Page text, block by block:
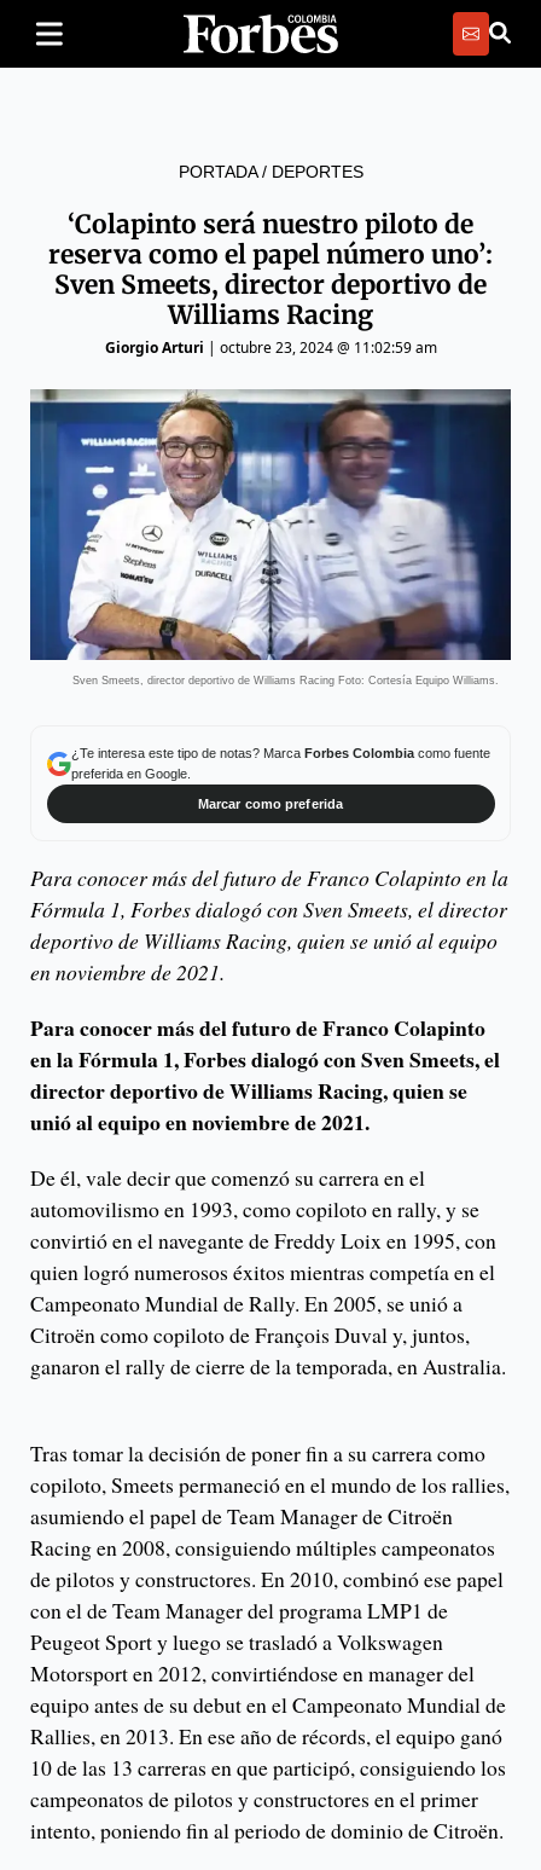
PORTADA/ DEPORTES
‘Colapinto será nuestro piloto de
reserva como el papel número uno’:
Sven Smeets, director deportivo de
Williams Racing
Giorgio Arturi | octubre 23, 2024 @ 11:02:59 am
Sven Smeets, director deportivo de Williams Racing Foto: Cortesía Equipo Williams.
¿Te interesa este tipo de notas? Marca Forbes Colombiacomo fuente
preferida en Google.
Marcar como preferida
Para conocer más del futuro de Franco Colapinto en la
Fórmula 1, Forbes dialogó con Sven Smeets, el director
deportivo de Williams Racing, quien se unió al equipo
en noviembre de 2021.
Para conocer más del futuro de Franco Colapinto
en la Fórmula 1, Forbes dialogó con Sven Smeets, el
director deportivo de Williams Racing, quien se
unió al equipo en noviembre de 2021.
De él, vale decir que comenzó su carrera en el
automovilismo en 1993, como copiloto en rally, y se
convirtió en el navegante de Freddy Loix en 1995, con
quien logró numerosos éxitos mientras competía en el
Campeonato Mundial de Rally. En 2005, se unió a
Citroën como copiloto de François Duval y, juntos,
ganaron el rally de cierre de la temporada, en Australia.
Tras tomar la decisión de poner fin a su carrera como
copiloto, Smeets permaneció en el mundo de los rallies,
asumiendo el papel de Team Manager de Citroën
Racing en 2008, consiguiendo múltiples campeonatos
de pilotos y constructores. En 2010, combinó ese papel
con el de Team Manager del programa LMP1 de
Peugeot Sport y luego se trasladó a Volkswagen
Motorsport en 2012, convirtiéndose en manager del
equipo antes de su debut en el Campeonato Mundial de
Rallies, en 2013. En ese año de récords, el equipo ganó
10 de las 13 carreras en que participó, consiguiendo los
campeonatos de pilotos y constructores en el primer
intento, poniendo fin al periodo de dominio de Citroën.